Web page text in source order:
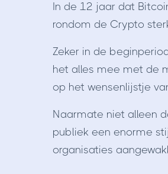
In de 12 jaar dat
rondom de Crypto
Zeker in de
het alles mee met de
op het wensenlijstje
Naarmate niet alleen
publiek een enorme
organisaties